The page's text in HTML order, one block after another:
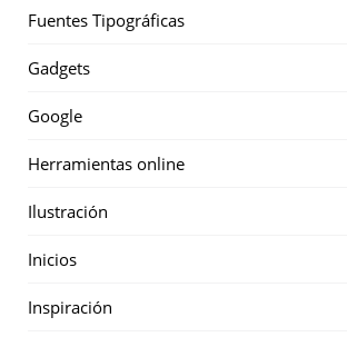
Fuentes Tipográficas
Gadgets
Google
Herramientas online
Ilustración
Inicios
Inspiración